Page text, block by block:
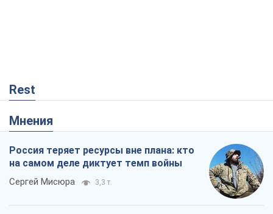
Rest
Мнения
Россия теряет ресурсы вне плана: кто
на самом деле диктует темп войны
Сергей Мисюра 3,3 т.